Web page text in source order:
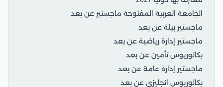
الجامعة العربية المفتوحة ماجستير عن بعد
ماجستير بيئة عن بعد
ماجستير إدارة رياضية عن بعد
بكالوريوس تأمين عن بعد
ماجستير إدارة عامة عن بعد
بكالوريوس انجليزي عن بعد